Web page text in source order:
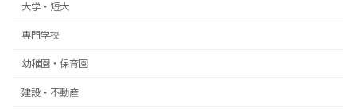
大学・短大
専門学校
幼稚園・保育園
建設・不動産